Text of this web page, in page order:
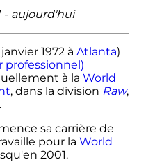
- aujourd'hui
janvier 1972 à Atlanta)
à la World
, dans la division Raw,
.
sa carrière de
pour la World
2001.